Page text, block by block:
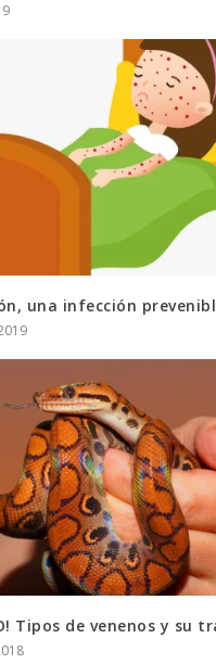
una infección
Tipos de venenos y su